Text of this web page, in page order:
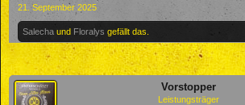
21. September 2025
Salecha und Floralys gefällt das.
Vorstopper
Leistungsträger